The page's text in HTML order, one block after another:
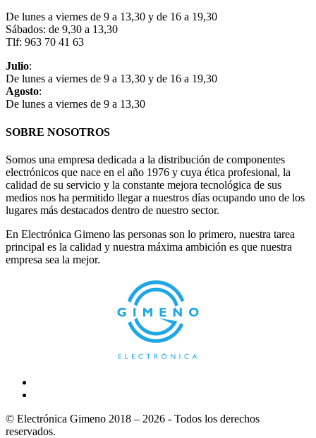
De lunes a viernes de 9 a 13,30 y de 16 a 19,30
Sábados: de 9,30 a 13,30
Tlf: 963 70 41 63
Julio:
De lunes a viernes de 9 a 13,30 y de 16 a 19,30
Agosto:
De lunes a viernes de 9 a 13,30
SOBRE NOSOTROS
Somos una empresa dedicada a la distribución de componentes
electrónicos que nace en el año 1976 y cuya ética profesional, la
calidad de su servicio y la constante mejora tecnológica de sus
medios nos ha permitido llegar a nuestros días ocupando uno de los
lugares más destacados dentro de nuestro sector.
En Electrónica Gimeno las personas son lo primero, nuestra tarea
principal es la calidad y nuestra máxima ambición es que nuestra
empresa sea la mejor.
© Electrónica Gimeno 2018 – 2026 - Todos los derechos
reservados.